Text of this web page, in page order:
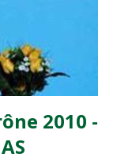
après avoir
du complexe
marqué par
2010 -